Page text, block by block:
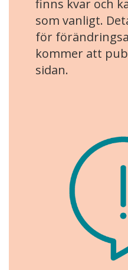
finns kvar och
som vanligt.
för
kommer att
sidan.